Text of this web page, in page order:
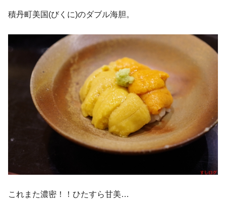
積丹町美国(びくに)のダブル海胆。
これまた濃密！！ひたすら甘美…